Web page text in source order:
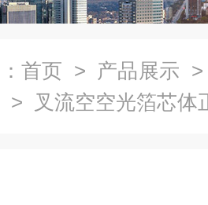
首页 > 产品展示
> 叉流空空光箔芯体